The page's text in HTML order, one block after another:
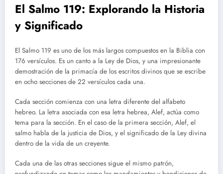
El Salmo 119: Explorando la Historia
y Significado
El Salmo 119 es uno de los más largos compuestos en la Biblia con
176 versículos. Es un canto a la Ley de Dios, y una impresionante
demostración de la primacía de los escritos divinos que se escribe
en ocho secciones de 22 versículos cada una.
Cada sección comienza con una letra diferente del alfabeto
hebreo. La letra asociada con esa letra hebrea, Alef, actúa como
tema para la sección. En el caso de la primera sección, Alef, el
salmo habla de la justicia de Dios, y el significado de la Ley divina
dentro de la vida de un creyente.
Cada una de las otras secciones sigue el mismo patrón,